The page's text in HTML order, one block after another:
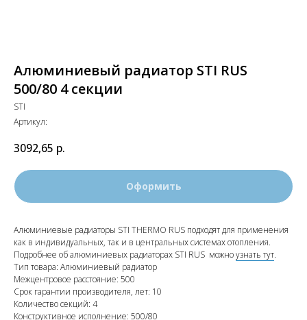
Алюминиевый радиатор STI RUS
500/80 4 секции
STI
Артикул:
3092,65 р.
Оформить
Алюминиевые радиаторы STI THERMO RUS подходят для применения
как в индивидуальных, так и в центральных системах отопления.
Подробнее об алюминиевых радиаторах STI RUS можноузнать тут.
Тип товара: Алюминиевый радиатор
Межцентровое расстояние: 500
Срок гарантии производителя, лет: 10
Количество секций: 4
Конструктивное исполнение: 500/80